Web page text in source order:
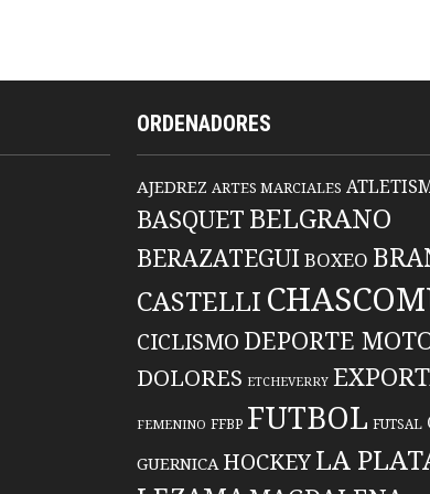
ORDENADORES
AJEDREZ ARTES MARCIALES
BASQUET BELGRANO
BERAZATEGUIBOXEO
CASTELLI
CICLISMO DEPORTE
DOLORES ETCHEVERRY
FEMENINO FFBP FUTBOL FUTSAL
GUERNICA HOCKEYLA